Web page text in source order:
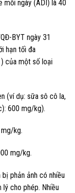
mỗi ngày (ADI) là 40
BYT ngày 31
hạn tối đa
của một số loại
(ví dụ: sữa sô cô la,
600 mg/kg).
kg.
mg/kg.
phản ảnh có nhiều
cho phép. Nhiều